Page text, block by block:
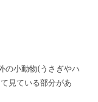
の小動物(うさぎやハ
見ている部分があ